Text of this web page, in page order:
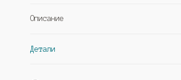
(Westcom)
Описание
Детали